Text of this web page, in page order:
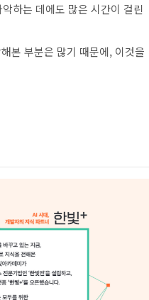
하는 데에도 많은 시간이 걸린
본 부분은 많기 때문에, 이것을